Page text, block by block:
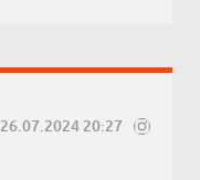
26.07.2024 20:27